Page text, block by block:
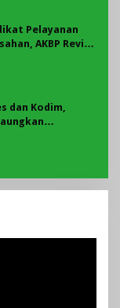
Pelayanan
AKBP Revi
dan Kodim,